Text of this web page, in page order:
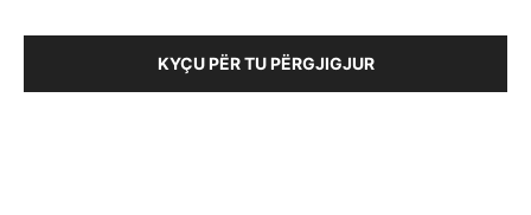
KYÇU PËR TU PËRGJIGJUR